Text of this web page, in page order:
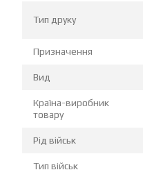
Тип друку
Призначення
Вид
Країна-виробник
товару
Рід військ
Тип військ